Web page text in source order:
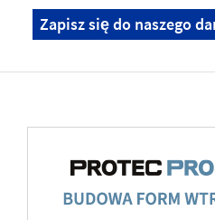
Zapisz się do naszego